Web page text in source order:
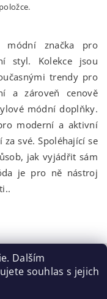
módní značka pro
styl. Kolekce jsou
trendy pro
a zároveň cenově
módní doplňky.
moderní a aktivní
své. Spoléhající se
jak vyjádřit sám
je pro ně nástroj
| Blog |
Obchodní podmínky
Dalším
souhlas s jejich